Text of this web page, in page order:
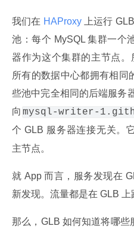
我们在 HAProxy
上运行
池：每个 MySQL 集群一个
器作为这个集群的主节点。
所有的数据中心都拥有相同
些池中完全相同的后端服务
向 mysql-writer-
个 GLB 服务器连接无关。
主节点。
就 App 而言，服务发现在
新发现。流量都是在 GLB 上
那么，GLB 如何知道将哪